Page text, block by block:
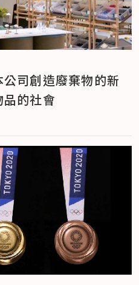
司創造廢棄物的新
的社會